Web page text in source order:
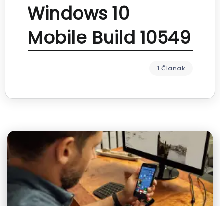
Windows 10
Mobile Build 10549
1 Članak